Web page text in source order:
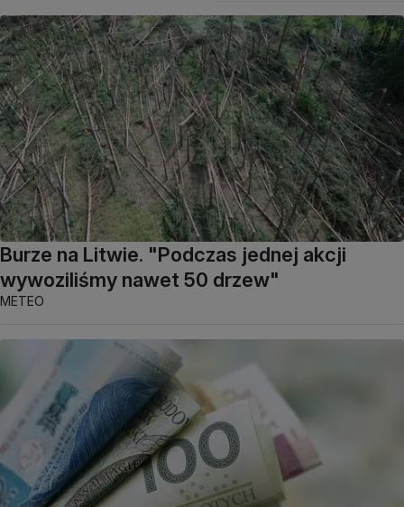
Burze na Litwie. "Podczas jednej akcji
wywoziliśmy nawet 50 drzew"
METEO